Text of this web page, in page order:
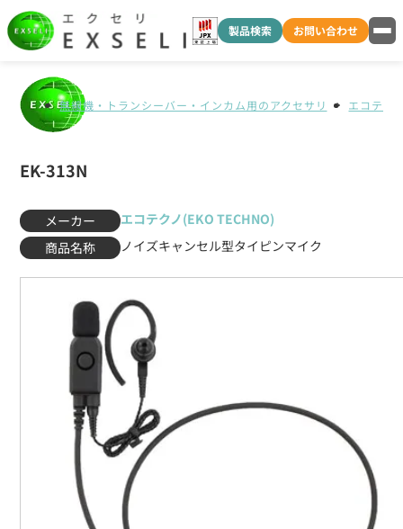
製品検索 お問い合わせ
無線機・トランシーバー・インカム用のアクセサリ エコテク
EK-313N
メーカー
エコテクノ(EKO TECHNO)
商品名称
ノイズキャンセル型タイピンマイク